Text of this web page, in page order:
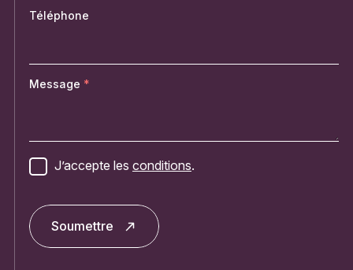
Téléphone
Message
J’accepte les conditions.
Soumettre